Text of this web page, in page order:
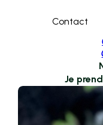
Contact
Je